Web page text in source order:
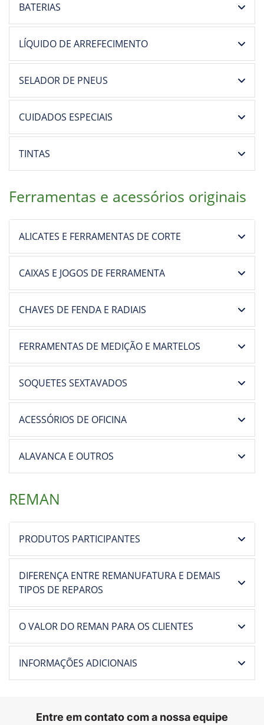
BATERIAS
LÍQUIDO DE ARREFECIMENTO
SELADOR DE PNEUS
CUIDADOS ESPECIAIS
TINTAS
Ferramentas e acessórios originais
ALICATES E FERRAMENTAS DE CORTE
CAIXAS E JOGOS DE FERRAMENTA
CHAVES DE FENDA E RADIAIS
FERRAMENTAS DE MEDIÇÃO E MARTELOS
SOQUETES SEXTAVADOS
ACESSÓRIOS DE OFICINA
ALAVANCA E OUTROS
REMAN
PRODUTOS PARTICIPANTES
DIFERENÇA ENTRE REMANUFATURA E DEMAIS
TIPOS DE REPAROS
O VALOR DO REMAN PARA OS CLIENTES
INFORMAÇÕES ADICIONAIS
Entre em contato com a nossa equipe